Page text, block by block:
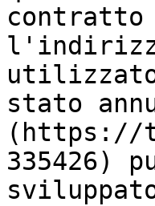
contratto
utilizzato
stato
(https://
335426)